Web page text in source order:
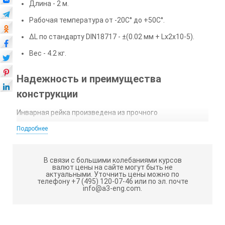
Длина - 2 м.
Рабочая температура от -20С° до +50С°.
∆L по стандарту DIN18717 - ±(0.02 мм + Lx2x10-5).
Вес - 4.2 кг.
Надежность и преимущества
конструкции
Инварная рейка произведена из прочного
от коррозии и помутнения, торцы инструмента
абразивных поверхностях. Сантиметровая шкала
инварной рейки Leica GPLE2N предохраняется от
повреждений особым покрытием толщиной 1 мм.
Инварная лента закреплена в пазу профиля и натянута
Подробнее
В связи с большими колебаниями курсов
валют цены на сайте могут быть не
актуальными. Уточнить цены можно по
телефону +7 (495) 120-07-46 или по эл. почте
info@a3-eng.com.